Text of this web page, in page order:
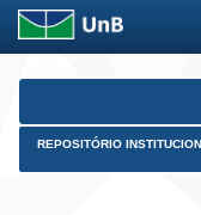
Skip
REPOSITÓRIO